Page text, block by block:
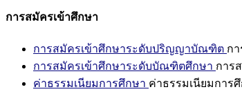
การสมัครเข้าศึกษา
การสมัครเข้าศึกษาระดับปริญญาบัณฑิต ก
การสมัครเข้าศึกษาระดับบัณฑิตศึกษา การ
ค่าธรรมเนียมการศึกษา ค่าธรรมเนียมการ